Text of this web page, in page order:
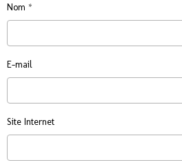
Nom
E-mail
Site Internet